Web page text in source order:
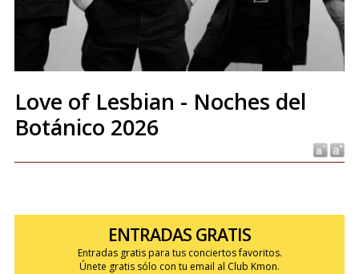
Love of Lesbian - Noches del
Botánico 2026
ENTRADAS GRATIS
Entradas gratis para tus conciertos favoritos.
Únete gratis sólo con tu email al Club Kmon.